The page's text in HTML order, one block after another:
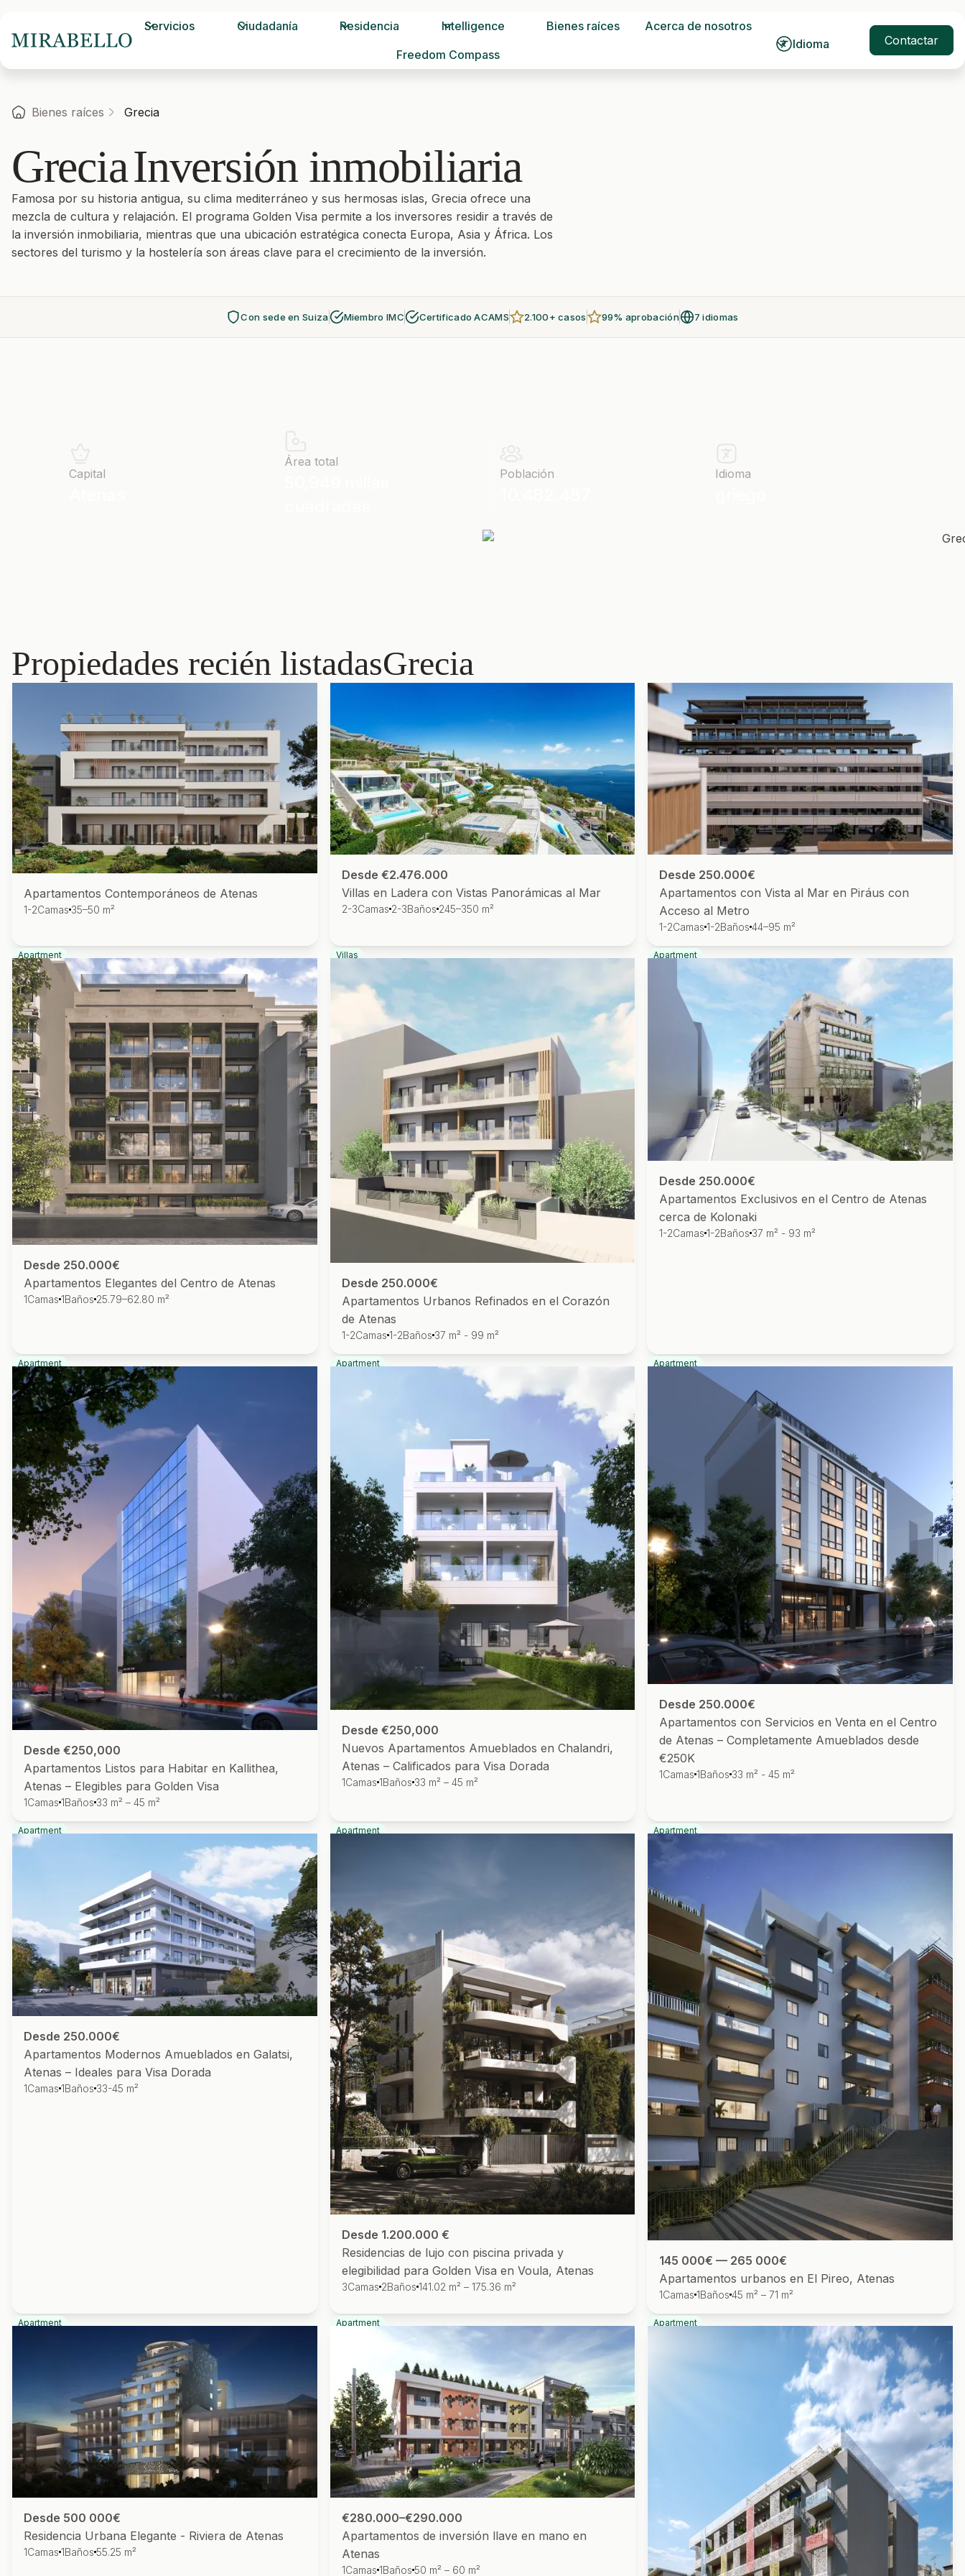
Servicios Ciudadanía Residencia Intelligence Bienes raíces
Acerca de nosotros
Freedom Compass
Idioma Contactar
Bienes raíces Grecia
GreciaInversión inmobiliaria
Famosa por su historia antigua, su clima mediterráneo y sus hermosas islas, Grecia ofrece una
mezcla de cultura y relajación. El programa Golden Visa permite a los inversores residir a través de
la inversión inmobiliaria, mientras que una ubicación estratégica conecta Europa, Asia y África. Los
sectores del turismo y la hostelería son áreas clave para el crecimiento de la inversión.
Con sede en Suiza Miembro IMC Certificado ACAMS 2.100+ casos 99% aprobación 7 idiomas
Capital
Área total
Población Idioma
Propiedades recién listadasGrecia
Apartamentos Contemporáneos de Atenas
1-2Camas 35–50 m²
Apartment
Desde €2.476.000
Villas en Ladera con Vistas Panorámicas al Mar
2-3Camas 2-3Baños 245–350 m²
Villas
Desde 250.000€
Apartamentos con Vista al Mar en Piráus con
Acceso al Metro
1-2Camas1-2Baños44–95 m²
Apartment
Desde 250.000€
Apartamentos Elegantes del Centro de Atenas
1Camas 1Baños 25.79–62.80 m²
Apartment
Desde 250.000€
Apartamentos Urbanos Refinados en el Corazón
de Atenas
1-2Camas 1-2Baños 37 m² - 99 m²
Apartment
Desde 250.000€
Apartamentos Exclusivos en el Centro de Atenas
cerca de Kolonaki
1-2Camas1-2Baños 37 m² - 93 m²
Apartment
Desde €250,000
Apartamentos Listos para Habitar en Kallithea,
Atenas – Elegibles para Golden Visa
1Camas 1Baños 33 m² – 45 m²
Apartment
Desde €250,000
Nuevos Apartamentos Amueblados en Chalandri,
Atenas – Calificados para Visa Dorada
1Camas 1Baños 33 m² – 45 m²
Apartment
Desde 250.000€
Apartamentos con Servicios en Venta en el Centro
de Atenas – Completamente Amueblados desde
€250K
1Camas1Baños 33 m² - 45 m²
Apartment
Desde 250.000€
Apartamentos Modernos Amueblados en Galatsi,
Atenas – Ideales para Visa Dorada
1Camas 1Baños 33-45 m²
Apartment
Desde 1.200.000 €
Residencias de lujo con piscina privada y
elegibilidad para Golden Visa en Voula, Atenas
3Camas 2Baños 141.02 m² – 175.36 m²
Apartment
145 000€ — 265 000€
Apartamentos urbanos en El Pireo, Atenas
1Camas1Baños45 m² – 71 m²
Apartment
Desde 500 000€
Residencia Urbana Elegante - Riviera de Atenas
1Camas 1Baños 55.25 m²
€280.000–€290.000
Apartamentos de inversión llave en mano en
Atenas
1Camas 1Baños 50 m² – 60 m²